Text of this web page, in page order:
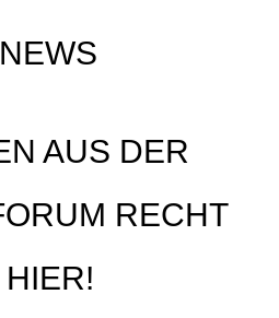
AUS DER
RECHT